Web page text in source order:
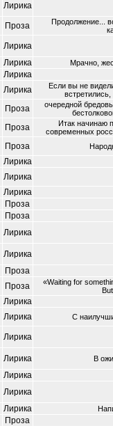
Лирика
Проза
Продолжение...
Лирика
Лирика
Мрачно,
Лирика
Лирика
Если вы не
Проза
очередной
Проза
Итак начинаю
современных
Проза
Лирика
Лирика
Лирика
Проза
Проза
Лирика
Лирика
Проза
Проза
«Waiting for
Лирика
Лирика С
Лирика
Лирика
В
Лирика
Лирика
Лирика
Проза